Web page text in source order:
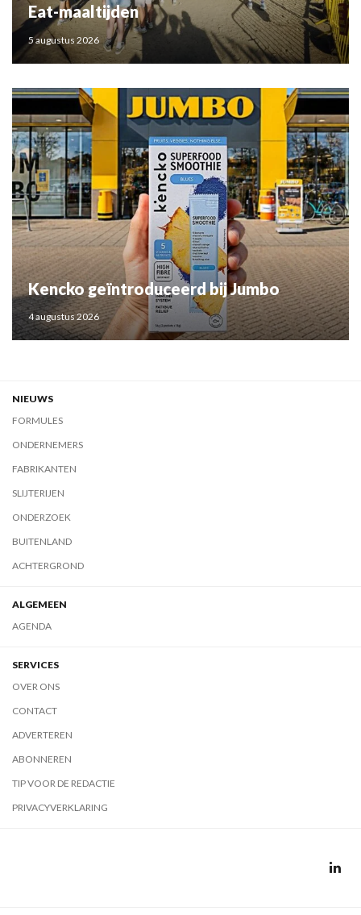
Eat-maaltijden
5 augustus 2026
Kencko geïntroduceerd bij Jumbo
4 augustus 2026
NIEUWS
FORMULES
ONDERNEMERS
FABRIKANTEN
SLIJTERIJEN
ONDERZOEK
BUITENLAND
ACHTERGROND
ALGEMEEN
AGENDA
SERVICES
OVER ONS
CONTACT
ADVERTEREN
ABONNEREN
TIP VOOR DE REDACTIE
PRIVACYVERKLARING